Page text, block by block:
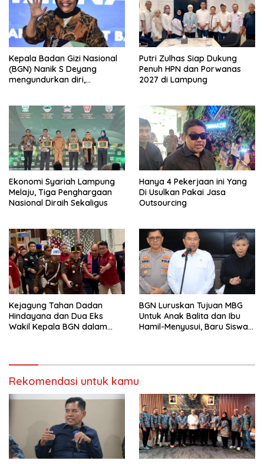
Kepala Badan Gizi Nasional
(BGN) Nanik S Deyang
mengundurkan diri,
Putri Zulhas Siap Dukung
Penuh HPN dan Porwanas
2027 di Lampung
Ekonomi Syariah Lampung
Melaju, Tiga Penghargaan
Nasional Diraih Sekaligus
Hanya 4 Pekerjaan ini Yang
Di Usulkan Pakai Jasa
Outsourcing
Kejagung Tahan Dadan
Hindayana dan Dua Eks
Wakil Kepala BGN dalam
BGN Luruskan Tujuan MBG
Untuk Anak Balita dan Ibu
Hamil-Menyusui, Baru Siswa
Rekomendasi untuk kamu